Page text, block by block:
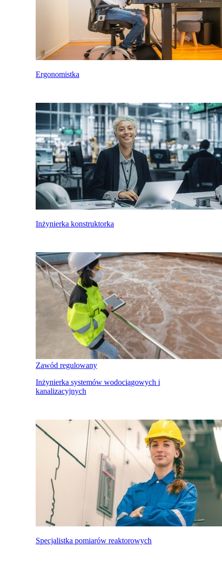
Ergonomistka
Inżynierka konstruktorka
Zawód regulowany
Inżynierka systemów wodociągowych i
kanalizacyjnych
Specjalistka pomiarów reaktorowych